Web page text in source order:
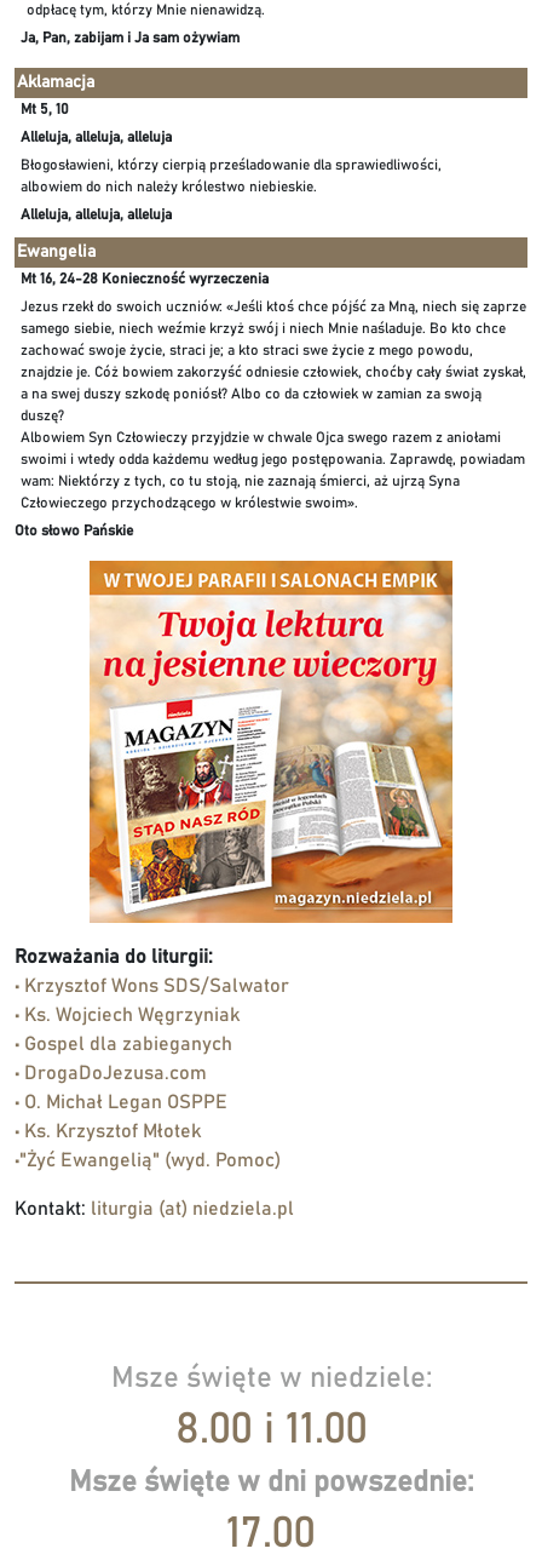
Msze święte w niedziele:
8.00 i 11.00
Msze święte w dni powszednie:
17.00
odpłacę tym, którzy Mnie nienawidzą.
Ja, Pan, zabijam i Ja sam ożywiam
Aklamacja
Mt 5, 10
Alleluja, alleluja, alleluja
Błogosławieni, którzy cierpią prześladowanie dla sprawiedliwości,
albowiem do nich należy królestwo niebieskie.
Alleluja, alleluja, alleluja
Ewangelia
Mt 16, 24-28 Konieczność wyrzeczenia
Jezus rzekł do swoich uczniów: «Jeśli ktoś chce pójść za Mną, niech się zaprze
samego siebie, niech weźmie krzyż swój i niech Mnie naśladuje. Bo kto chce
zachować swoje życie, straci je; a kto straci swe życie z mego powodu,
znajdzie je. Cóż bowiem zakorzyść odniesie człowiek, choćby cały świat zyskał,
a na swej duszy szkodę poniósł? Albo co da człowiek w zamian za swoją
duszę?
Albowiem Syn Człowieczy przyjdzie w chwale Ojca swego razem z aniołami
swoimi i wtedy odda każdemu według jego postępowania. Zaprawdę, powiadam
wam: Niektórzy z tych, co tu stoją, nie zaznają śmierci, aż ujrzą Syna
Człowieczego przychodzącego w królestwie swoim».
Oto słowo Pańskie
Rozważania do liturgii:
• Krzysztof Wons SDS/Salwator
• Ks. Wojciech Węgrzyniak
• Gospel dla zabieganych
• DrogaDoJezusa.com
• O. Michał Legan OSPPE
• Ks. Krzysztof Młotek
•"Żyć Ewangelią" (wyd. Pomoc)
Kontakt: liturgia (at) niedziela.pl